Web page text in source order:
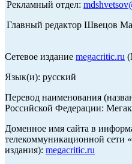
Рекламный отдел:
Главный редактор Швецов
Сетевое издание megacritic.ru
Язык(и): русский
Перевод наименования
Российской Федерации:
Доменное имя сайта в
телекоммуникационной сети
издания): megacritic.ru